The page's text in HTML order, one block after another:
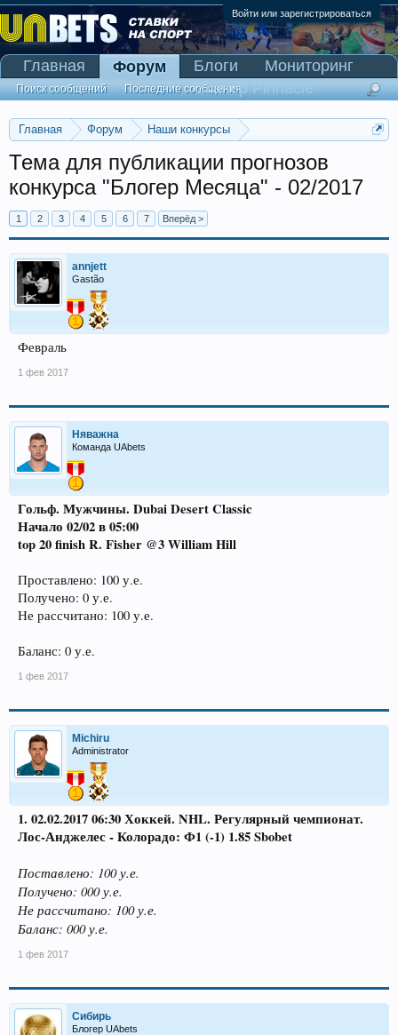
Войти или зарегистрироваться
Главная Форум
Наши конкурсы
Тема для публикации прогнозов
конкурса "Блогер Месяца" - 02/2017
1 2 3 4 5 6 7 Вперёд >
annjett
Gastão
Февраль
1 фев 2017
Няважна
Команда UAbets
Гольф. Мужчины. Dubai Desert Classic
Начало 02/02 в 05:00
top 20 finish R. Fisher @3 William Hill
Проставлено: 100 у.е.
Получено: 0 у.е.
Не рассчитано: 100 у.е.
Баланс: 0 у.е.
1 фев 2017
Michiru
Administrator
1. 02.02.2017 06:30 Хоккей. NHL. Регулярный чемпионат.
Лос-Анджелес - Колорадо: Ф1 (-1) 1.85 Sbobet
Поставлено: 100 у.е.
Получено: 000 у.е.
Не рассчитано: 100 у.е.
Баланс: 000 у.е.
1 фев 2017
Сибирь
Блогер UAbets
Главная Форум
Поиск сообщений Последние сообщения
Блоги
Мониторинг
Сканер Pinnacle